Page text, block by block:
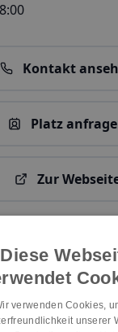
Kontakt
Platz
Zur
Diese
verwenden Cookies,
unserer